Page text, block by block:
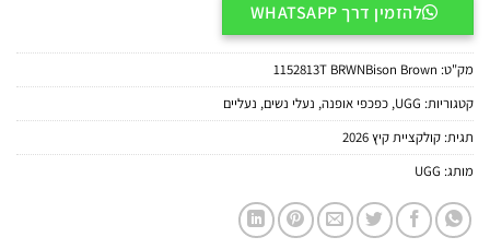
להזמין דרך WHATSAPP
מק"ט: 1152813T BRWNBison Brown
קטגוריות: UGG
, כפכפי אופנה, נעלי נשים, נעליים
תגית: קולקציית קיץ 2026
מותג: UGG